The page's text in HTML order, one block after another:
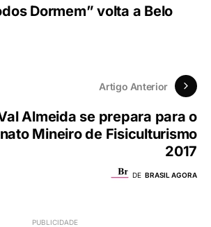
Dormem” volta a Belo
Artigo Anterior
Almeida se prepara para o
Mineiro de Fisiculturismo
2017
DE BRASIL AGORA